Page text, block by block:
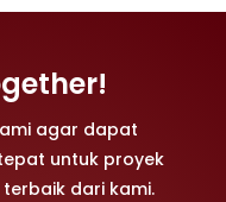
agar dapat
untuk proyek
dari kami.